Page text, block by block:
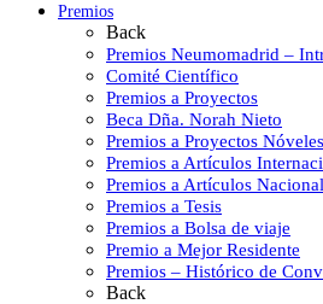
Premios
Back
Premios Neumomadrid –
Comité Científico
Premios a Proyectos
Beca Dña. Norah Nieto
Premios a Proyectos Nóveles
Premios a Artículos
Premios a Artículos
Premios a Tesis
Premios a Bolsa de viaje
Premio a Mejor Residente
Premios – Histórico de
Back